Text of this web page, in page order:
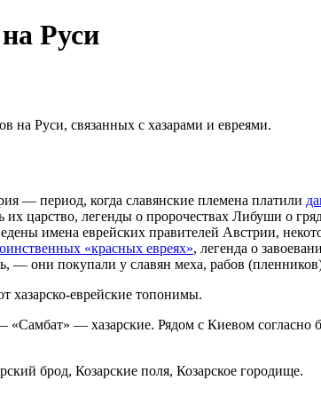
Руси
на Руси, связанных с хазарами и евреями.
— период, когда славянские племена платили
их царство, легенды о пророчествах Либуши о
имена еврейских правителей Австрии,
«красных евреях», легенда о
— они покупали у славян меха, рабов
хазарско-еврейские топонимы.
«Самбат» — хазарские. Рядом с Киевом
брод, Козарские поля, Козарское городище.